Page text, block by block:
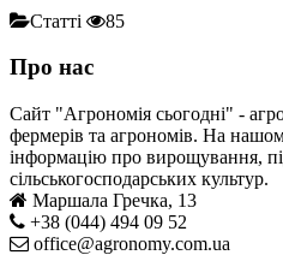
Статті 85
Про нас
Сайт "Агрономія сьогодні" -
фермерів та агрономів. На
інформацію про вирощування,
сільськогосподарських культур.
Маршала Гречка, 13
+38 (044) 494 09 52
office@agronomy.com.ua